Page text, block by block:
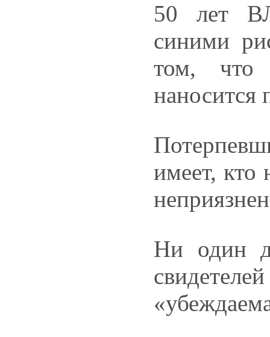
50 лет
синими
том, что
наносится
имеет, кто
Ни один